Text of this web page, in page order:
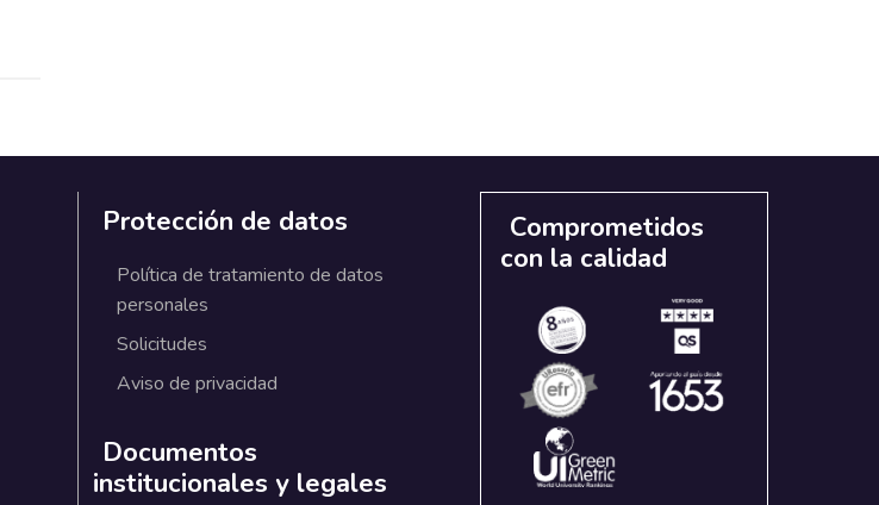
Protección de datos
Política de tratamiento de datos
personales
Solicitudes
Aviso de privacidad
Documentos
institucionales y legales
Comprometidos
con la calidad